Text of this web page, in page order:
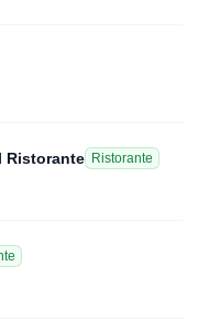
Ristorante Ristorante